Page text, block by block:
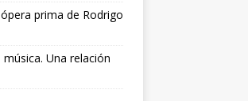
prima de Rodrigo
Una relación